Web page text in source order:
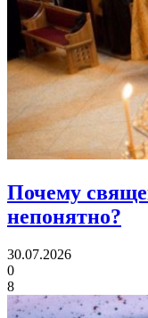
Почему
непонятно?
30.07.2026
0
8